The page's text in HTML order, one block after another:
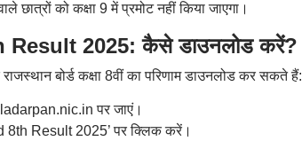
छात्रों को कक्षा 9 में प्रमोट नहीं किया जाएगा।
2025: कैसे डाउनलोड करें?
बोर्ड कक्षा 8वीं का परिणाम डाउनलोड कर सकते हैं:
पर जाएं।
Result 2025’ पर क्लिक करें।